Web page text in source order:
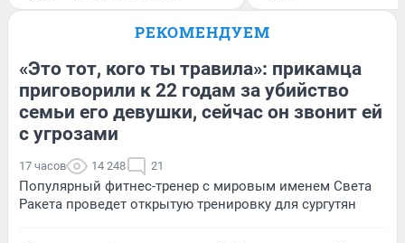
РЕКОМЕНДУЕМ
«Это тот, кого ты травила»: прикамца
приговорили к 22 годам за убийство
семьи его девушки, сейчас он звонит ей
с угрозами
17 часов 14 248 21
Популярный фитнес-тренер с мировым именем Света
Ракета проведет открытую тренировку для сургутян